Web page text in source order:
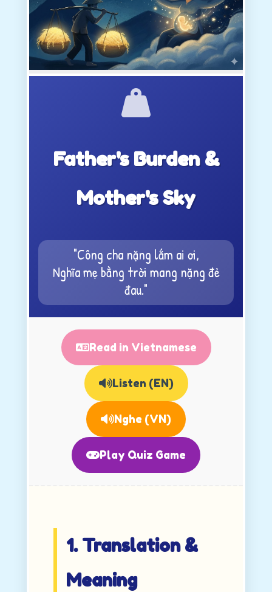
Father's Burden &
Mother's Sky
"Công cha nặng lắm ai ơi,
Nghĩa mẹ bằng trời mang nặng đẻ
đau."
Read in Vietnamese
Listen (EN)
Nghe (VN)
Play Quiz Game
1. Translation &
Meaning